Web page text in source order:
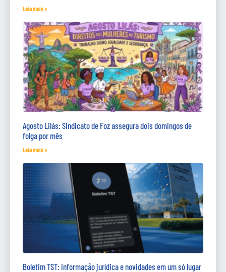
Leia mais »
Agosto Lilás: Sindicato de Foz assegura dois domingos de
folga por mês
Leia mais »
Boletim TST: informação jurídica e novidades em um só lugar